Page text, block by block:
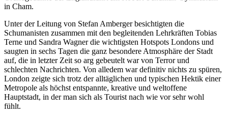
in Cham.
Unter der Leitung von Stefan Amberger besichtigten die
Schumanisten zusammen mit den begleitenden Lehrkräften Tobias
Terne und Sandra Wagner die wichtigsten Hotspots Londons und
saugten in sechs Tagen die ganz besondere Atmosphäre der Stadt
auf, die in letzter Zeit so arg gebeutelt war von Terror und
schlechten Nachrichten. Von alledem war definitiv nichts zu spüren,
London zeigte sich trotz der alltäglichen und typischen Hektik einer
Metropole als höchst entspannte, kreative und weltoffene
Hauptstadt, in der man sich als Tourist nach wie vor sehr wohl
fühlt.